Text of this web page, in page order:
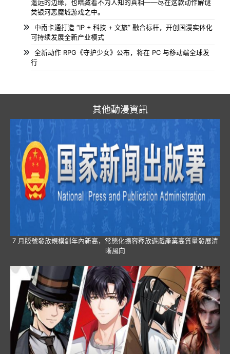
遥远的边缘，也暗藏着不为人知的真相——尽在这款动作解谜
类银河恶魔城游戏之中。
中南卡通打造 “IP + 科技 + 文旅” 融合标杆，开创国漫实体化
可持续发展全新产业模式
全新动作 RPG《守护少女》公布，将在 PC 与移动端全球发
行
其他動漫資訊
7 月版號發放規模創年內新高，常態化擴容釋放遊戲產業高質量發展清
晰風向